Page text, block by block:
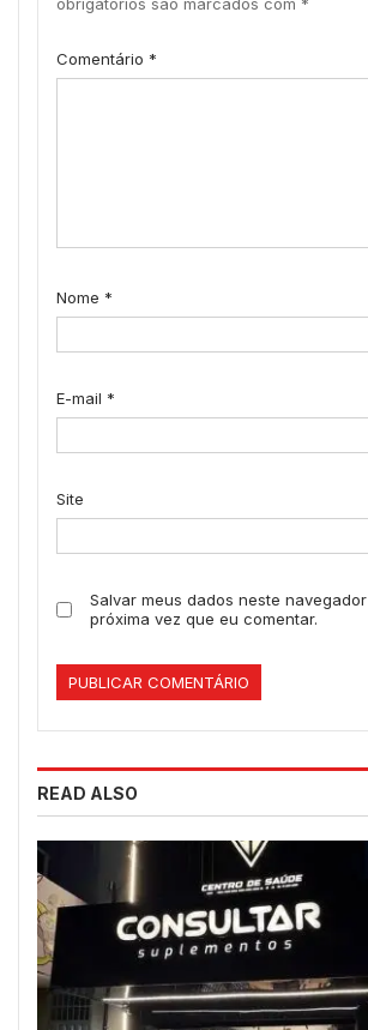
Comentário *
Nome *
E-mail *
Site
Salvar meus dados neste
próxima vez que eu comentar.
READ ALSO